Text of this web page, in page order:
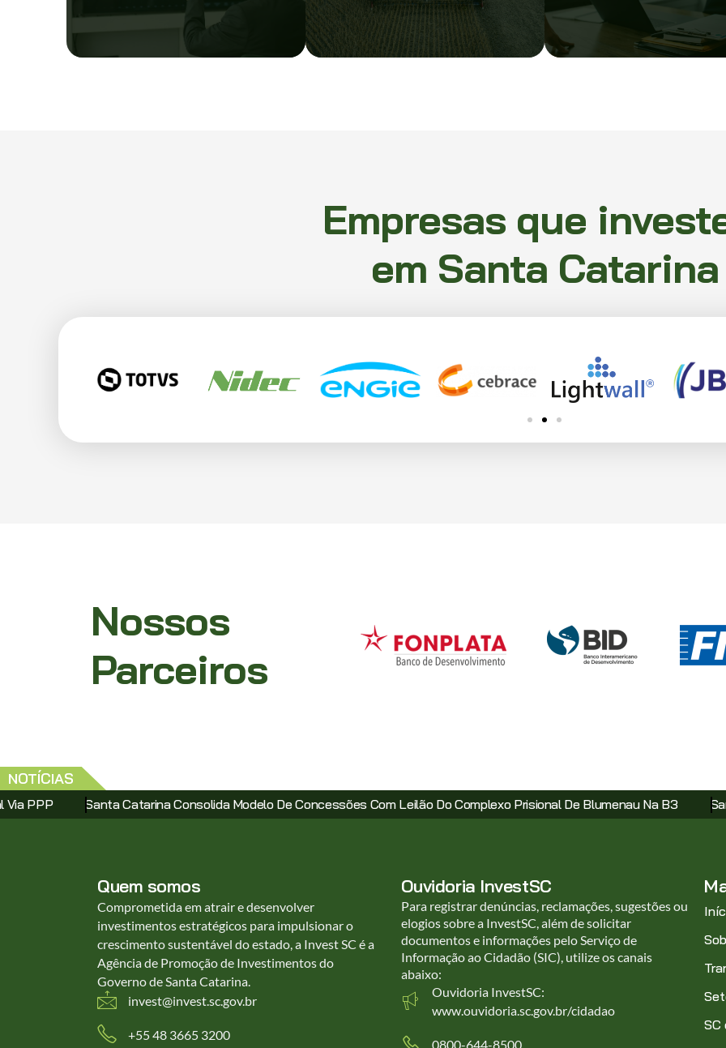
Empresas que
em Santa Catarina
Nossos
Parceiros
NOTÍCIAS
Catarina Consolida Modelo De Concessões Com Leilão Do Complexo Prisional De Blumenau Na B3 Santa Catarina
Quem somos
Comprometida em atrair e desenvolver
investimentos estratégicos para impulsionar o
crescimento sustentável do estado, a Invest SC é a
Agência de Promoção de Investimentos do
Governo de Santa Catarina.
invest@invest.sc.gov.br
+55 48 3665 3200
Ouvidoria InvestSC
Para registrar denúncias, reclamações, sugestões ou
elogios sobre a InvestSC, além de solicitar
documentos e informações pelo Serviço de
Informação ao Cidadão (SIC), utilize os canais
abaixo:
Ouvidoria InvestSC:
www.ouvidoria.sc.gov.br/cidadao
0800-644-8500
SC